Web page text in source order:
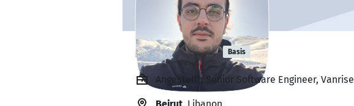
Naim Saad Basis
Angestellt, Senior Software Engineer, Vanrise